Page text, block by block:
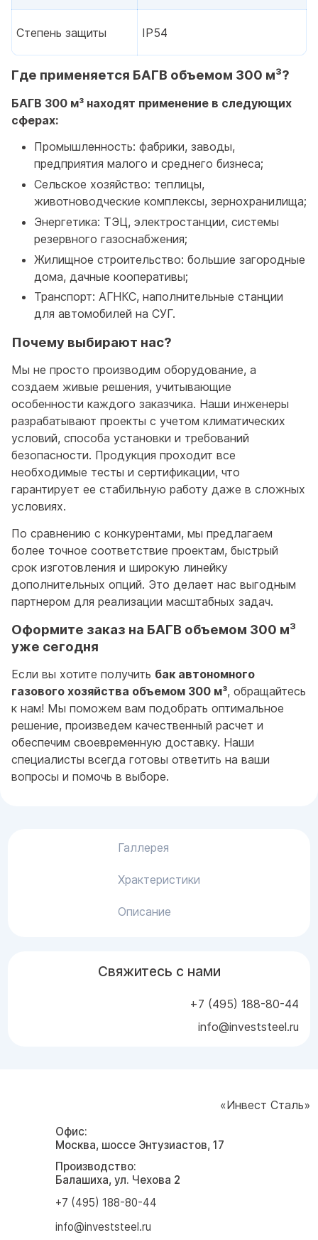
Степень защиты IP54
Где применяется БАГВ объемом 300 м³?
БАГВ 300 м³ находят применение в следующих
сферах:
Промышленность: фабрики, заводы,
предприятия малого и среднего бизнеса;
Сельское хозяйство: теплицы,
животноводческие комплексы, зернохранилища;
Энергетика: ТЭЦ, электростанции, системы
резервного газоснабжения;
Жилищное строительство: большие загородные
дома, дачные кооперативы;
Транспорт: АГНКС, наполнительные станции
для автомобилей на СУГ.
Почему выбирают нас?
Мы не просто производим оборудование, а
создаем живые решения, учитывающие
особенности каждого заказчика. Наши инженеры
разрабатывают проекты с учетом климатических
условий, способа установки и требований
безопасности. Продукция проходит все
необходимые тесты и сертификации, что
гарантирует ее стабильную работу даже в сложных
условиях.
По сравнению с конкурентами, мы предлагаем
более точное соответствие проектам, быстрый
срок изготовления и широкую линейку
дополнительных опций. Это делает нас выгодным
партнером для реализации масштабных задач.
Оформите заказ на БАГВ объемом 300 м³
уже сегодня
Если вы хотите получить бак автономного
газового хозяйства объемом 300 м³, обращайтесь
к нам! Мы поможем вам подобрать оптимальное
решение, произведем качественный расчет и
обеспечим своевременную доставку. Наши
специалисты всегда готовы ответить на ваши
вопросы и помочь в выборе.
Галлерея
Храктеристики
Описание
Свяжитесь с нами
+7 (495) 188-80-44
info@investsteel.ru
«Инвест Сталь»
Офис:
Москва, шоссе Энтузиастов, 17
Производство:
Балашиха, ул. Чехова 2
+7 (495) 188-80-44
info@investsteel.ru